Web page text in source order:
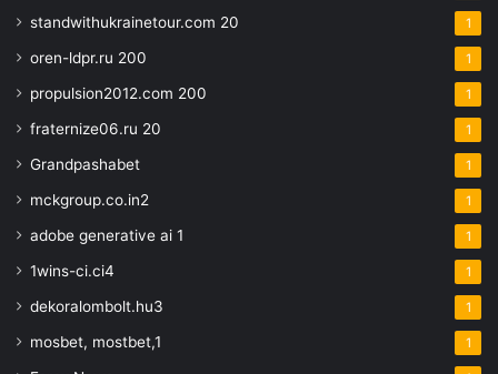
standwithukrainetour.com 20 1
oren-ldpr.ru 200 1
propulsion2012.com 200 1
fraternize06.ru 20 1
Grandpashabet 1
mckgroup.co.in2 1
adobe generative ai 1 1
1wins-ci.ci4 1
dekoralombolt.hu3 1
mosbet, mostbet,1 1